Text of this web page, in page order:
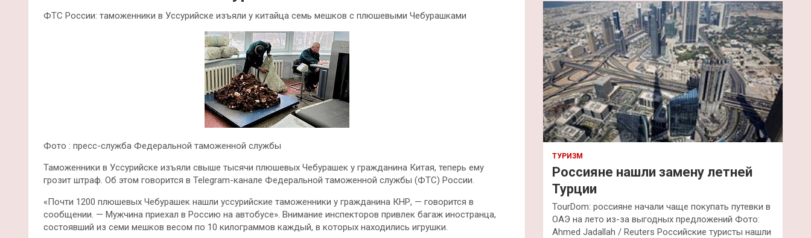
ФТС России: таможенники в Уссурийске изъяли у китайца семь мешков с плюшевыми Чебурашками
Фото : пресс-служба Федеральной таможенной службы
Таможенники в Уссурийске изъяли свыше тысячи плюшевых Чебурашек у гражданина Китая, теперь ему
грозит штраф. Об этом говорится в Telegram-канале Федеральной таможенной службы (ФТС) России.
«Почти 1200 плюшевых Чебурашек нашли уссурийские таможенники у гражданина КНР, — говорится в
сообщении. — Мужчина приехал в Россию на автобусе». Внимание инспекторов привлек багаж иностранца,
состоявший из семи мешков весом по 10 килограммов каждый, в которых находились игрушки.
к
ТУРИЗМ
Россияне нашли замену летней
Турции
TourDom: россияне начали чаще покупать путевки в
ОАЭ на лето из-за выгодных предложений Фото:
Ahmed Jadallah / Reuters Российские туристы нашли